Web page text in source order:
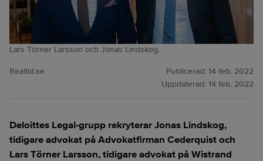
Lars Törner Larsson och Jonas Lindskog.
Realtid.se Publicerad: 14 feb. 2022
Uppdaterad: 14 feb. 2022
Deloittes Legal-grupp rekryterar Jonas Lindskog,
tidigare advokat på Advokatfirman Cederquist och
Lars Törner Larsson, tidigare advokat på Wistrand